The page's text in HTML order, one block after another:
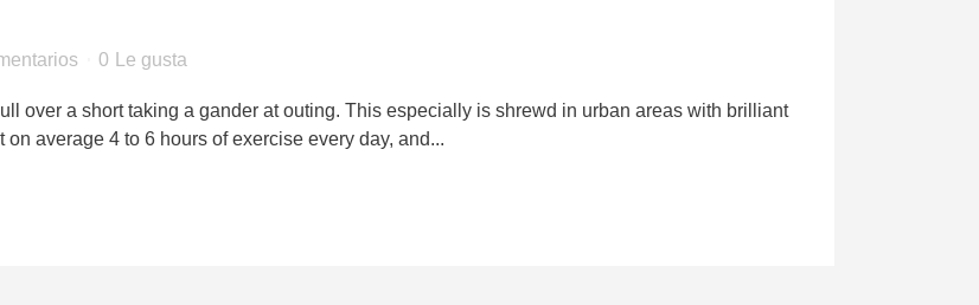
0 Le gusta
over a short taking a gander at outing. This especially is shrewd in urban areas with brilliant
average 4 to 6 hours of exercise every day, and...